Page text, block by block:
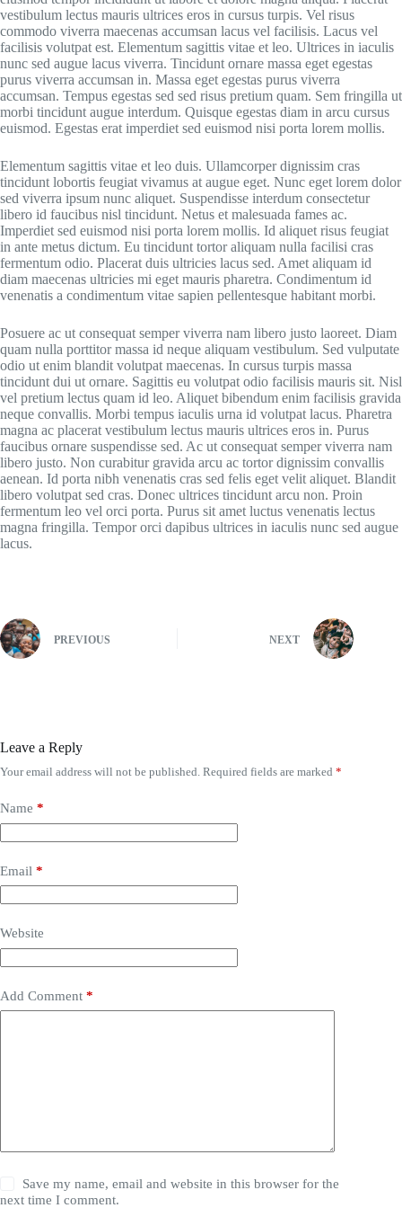
vestibulum lectus mauris ultrices eros in cursus turpis. Vel risus
commodo viverra maecenas accumsan lacus vel facilisis. Lacus vel
facilisis volutpat est. Elementum sagittis vitae et leo. Ultrices in iaculis
nunc sed augue lacus viverra. Tincidunt ornare massa eget egestas
purus viverra accumsan in. Massa eget egestas purus viverra
accumsan. Tempus egestas sed sed risus pretium quam. Sem fringilla ut
morbi tincidunt augue interdum. Quisque egestas diam in arcu cursus
euismod. Egestas erat imperdiet sed euismod nisi porta lorem mollis.
Elementum sagittis vitae et leo duis. Ullamcorper dignissim cras
tincidunt lobortis feugiat vivamus at augue eget. Nunc eget lorem dolor
sed viverra ipsum nunc aliquet. Suspendisse interdum consectetur
libero id faucibus nisl tincidunt. Netus et malesuada fames ac.
Imperdiet sed euismod nisi porta lorem mollis. Id aliquet risus feugiat
in ante metus dictum. Eu tincidunt tortor aliquam nulla facilisi cras
fermentum odio. Placerat duis ultricies lacus sed. Amet aliquam id
diam maecenas ultricies mi eget mauris pharetra. Condimentum id
venenatis a condimentum vitae sapien pellentesque habitant morbi.
Posuere ac ut consequat semper viverra nam libero justo laoreet. Diam
quam nulla porttitor massa id neque aliquam vestibulum. Sed vulputate
odio ut enim blandit volutpat maecenas. In cursus turpis massa
tincidunt dui ut ornare. Sagittis eu volutpat odio facilisis mauris sit. Nisl
vel pretium lectus quam id leo. Aliquet bibendum enim facilisis gravida
neque convallis. Morbi tempus iaculis urna id volutpat lacus. Pharetra
magna ac placerat vestibulum lectus mauris ultrices eros in. Purus
faucibus ornare suspendisse sed. Ac ut consequat semper viverra nam
libero justo. Non curabitur gravida arcu ac tortor dignissim convallis
aenean. Id porta nibh venenatis cras sed felis eget velit aliquet. Blandit
libero volutpat sed cras. Donec ultrices tincidunt arcu non. Proin
fermentum leo vel orci porta. Purus sit amet luctus venenatis lectus
magna fringilla. Tempor orci dapibus ultrices in iaculis nunc sed augue
lacus.
PREVIOUS NEXT
Leave a Reply
Your email address will not be published. Required fields are marked *
Name *
Email *
Website
Add Comment *
Save my name, email and website in this browser for the
next time I comment.